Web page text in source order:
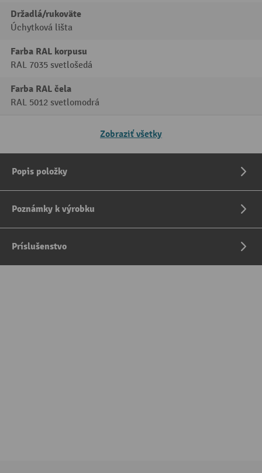
Držadlá/rukoväte
Úchytková lišta
Farba RAL korpusu
RAL 7035 svetlošedá
Farba RAL čela
RAL 5012 svetlomodrá
Zobraziť všetky
Popis položky
Poznámky k výrobku
Príslušenstvo